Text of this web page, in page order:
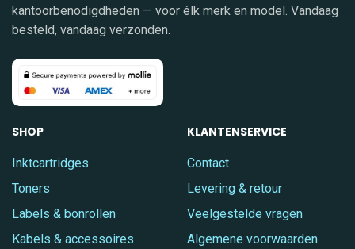
kantoorbenodigdheden — voor élk merk en model. Vandaag
besteld, vandaag verzonden.
SHOP
Inktcartridges
Toners
Labels & bonrollen
Kabels & accessoires
KLANTENSERVICE
Contact
Levering & retour
Veelgestelde vragen
Algemene voorwaarden